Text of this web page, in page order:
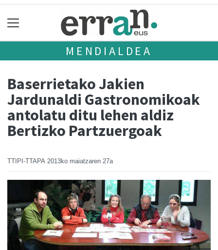
MENDIALDEA
Baserrietako Jakien
Jardunaldi Gastronomikoak
antolatu ditu lehen aldiz
Bertizko Partzuergoak
TTIPI-TTAPA 2013ko maiatzaren 27a